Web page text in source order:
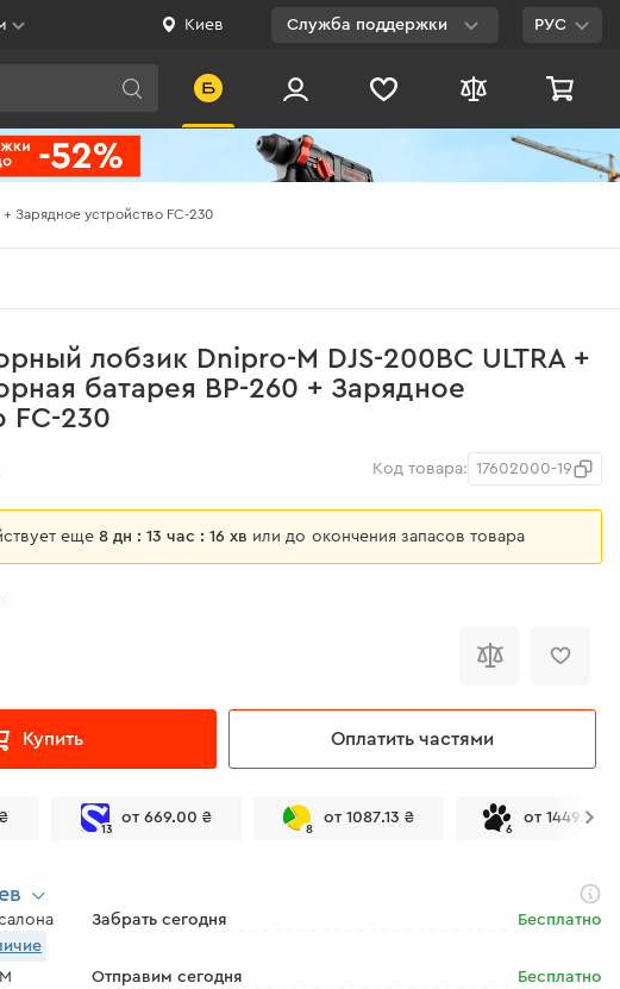
Киев Служба поддержки
0 800 200 500
Бесплатно по
Украине
РУС
+ Зарядное устройство FC-230
лобзик Dnipro-M DJS-200BC ULTRA +
батарея BP-260 + Зарядное
FC-230
Код товара: 17602000-19
еще8 дн : 13 час : 16 хв или до окончения запасов товара
Купить Оплатить частями
13
от 669.00 ₴
8
от 1087.13 ₴
6
от 1449.50 ₴
Забрать сегодня
Бесплатно
Отправим сегодня
Бесплатно